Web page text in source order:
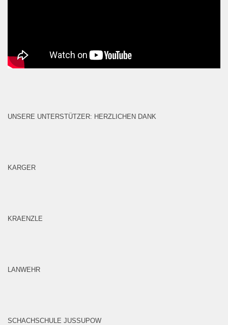
UNSERE UNTERSTÜTZER: HERZLICHEN DANK
KARGER
KRAENZLE
LANWEHR
SCHACHSCHULE JUSSUPOW